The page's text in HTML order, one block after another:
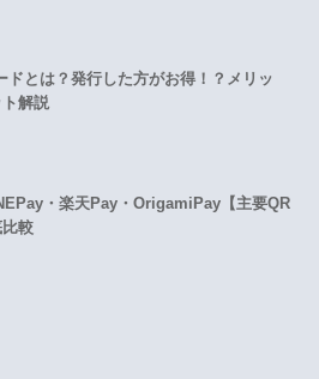
ドとは？発行した方がお得！？メリッ
ト解説
・楽天Pay・OrigamiPay【主要QR
較